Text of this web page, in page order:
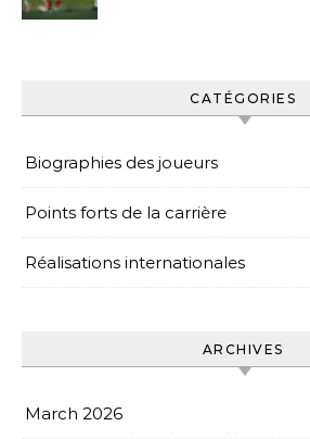
CATÉGORIES
Biographies des joueurs
Points forts de la carrière
Réalisations internationales
ARCHIVES
March 2026